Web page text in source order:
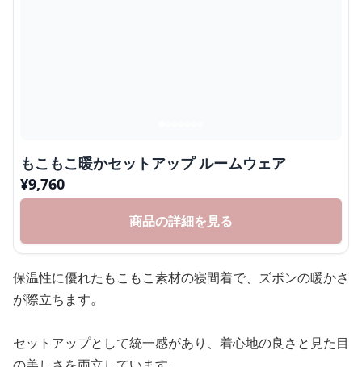
もこもこ暖かセットアップ ルームウェア
¥9,760
商品の詳細を見る
保温性に優れたもこもこ素材の寝間着で、ズボンの暖かさ
が際立ちます。
セットアップとして統一感があり、着心地の良さと見た目